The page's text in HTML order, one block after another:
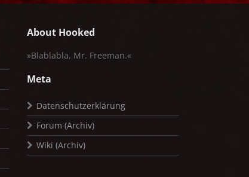
About Hooked
»Blablabla, Mr. Freeman.«
Meta
Datenschutzerklärung
Forum (Archiv)
Wiki (Archiv)